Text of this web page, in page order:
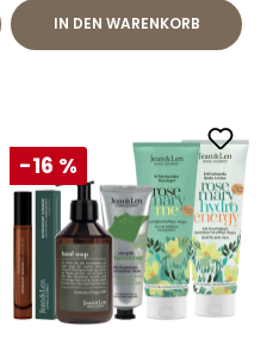
IN DEN WARENKORB
-16 %